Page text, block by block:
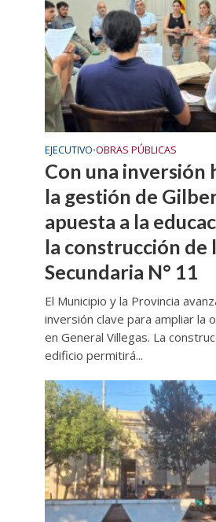
EJECUTIVO•OBRAS PÚBLICAS
Con una inversión
la gestión de
apuesta a la
la construcción de
Secundaria N° 11
El Municipio y la Provincia
inversión clave para ampliar la
en General Villegas. La
edificio permitirá...